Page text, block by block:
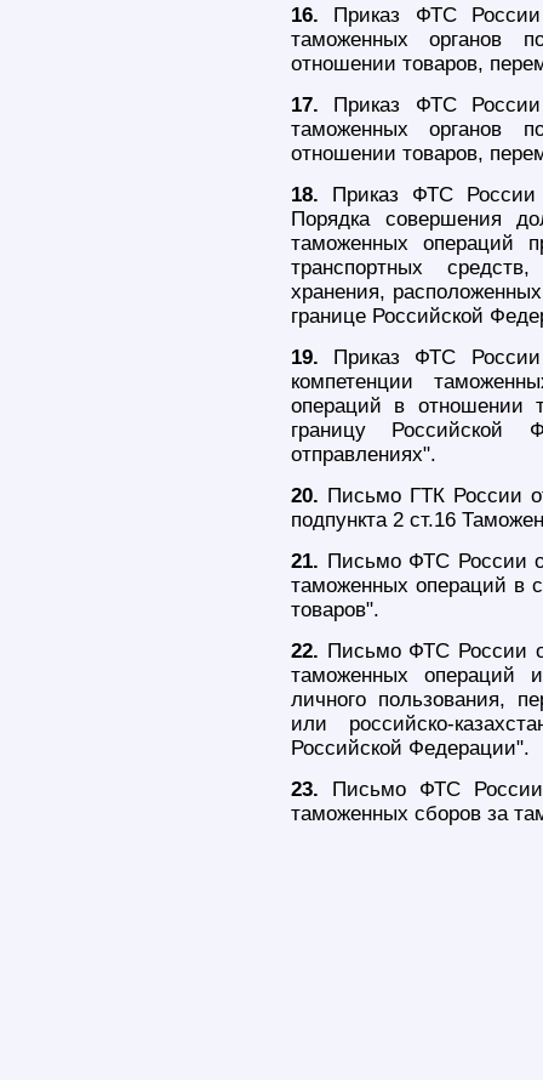
16. Приказ ФТС
таможенных органов
отношении товаров,
17. Приказ ФТС
таможенных органов
отношении товаров,
18. Приказ ФТС
Порядка совершения
таможенных операций
транспортных
хранения,
границе Российской
19. Приказ ФТС
компетенции
операций в отношении
границу Российской
отправлениях".
20. Письмо ГТК России
подпункта 2 ст.16
21. Письмо ФТС России
таможенных операций в
товаров".
22. Письмо ФТС России
таможенных операций
личного пользования,
или российско-
Российской Федерации".
23. Письмо ФТС
таможенных сборов за